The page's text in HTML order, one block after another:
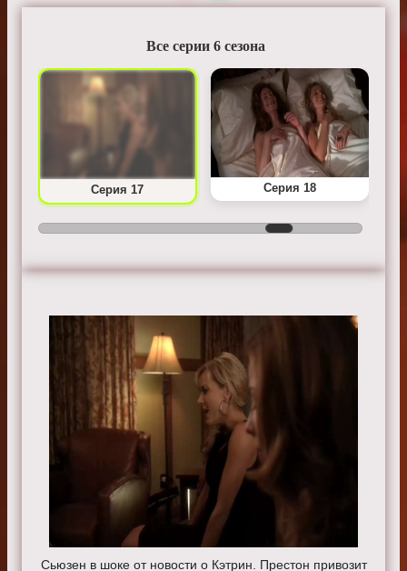
Все серии 6 сезона
Серия 17 Серия 18
Сьюзен в шоке от новости о Кэтрин. Престон привозит